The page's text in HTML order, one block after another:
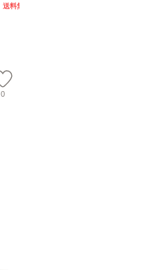
送料無料
0